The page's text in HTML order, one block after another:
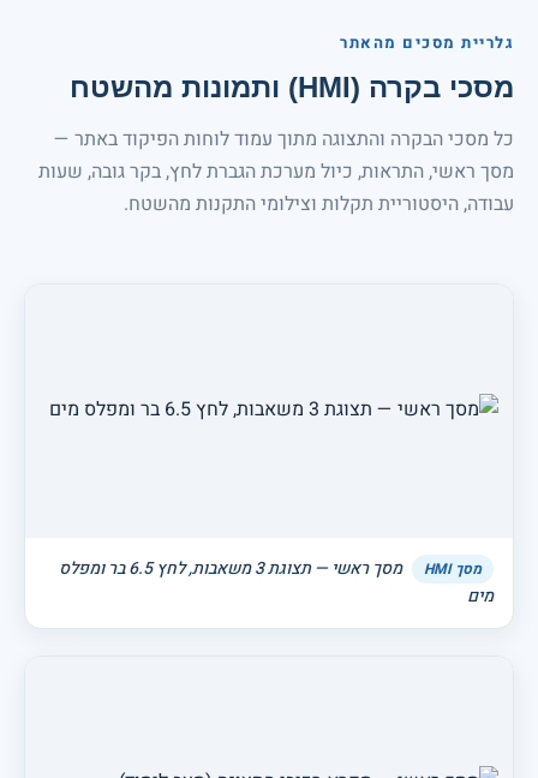
גלריית מסכים מהאתר
מסכי בקרה (HMI) ותמונות מהשטח
כל מסכי הבקרה והתצוגה מתוך עמוד לוחות הפיקוד באתר —
מסך ראשי, התראות, כיול מערכת הגברת לחץ, בקר גובה, שעות
עבודה, היסטוריית תקלות וצילומי התקנות מהשטח.
מסך HMI
מסך ראשי — תצוגת 3 משאבות, לחץ 6.5 בר ומפלס
מים